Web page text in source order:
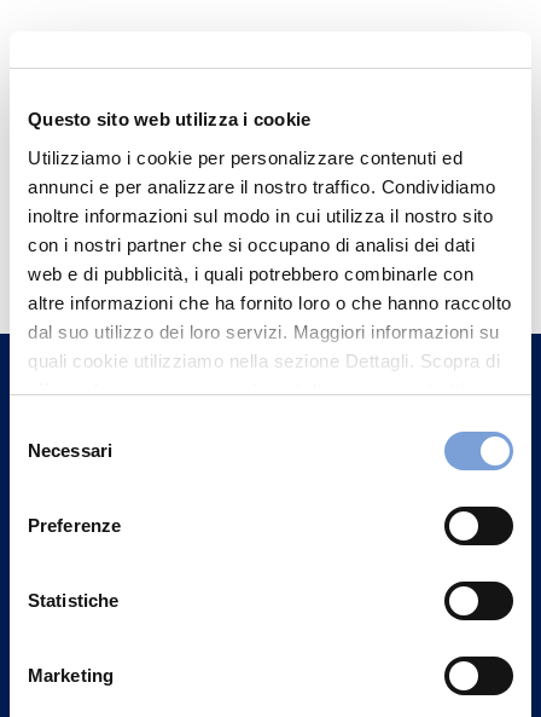
Questo sito web utilizza i cookie
Utilizziamo i cookie per personalizzare contenuti ed
annunci e per analizzare il nostro traffico. Condividiamo
inoltre informazioni sul modo in cui utilizza il nostro sito
con i nostri partner che si occupano di analisi dei dati
web e di pubblicità, i quali potrebbero combinarle con
altre informazioni che ha fornito loro o che hanno raccolto
dal suo utilizzo dei loro servizi. Maggiori informazioni su
quali cookie utilizziamo nella sezione Dettagli. Scopra di
più su chi siamo, come può contattarci e come trattiamo i
può trovare nel footer del sito nella sezione "Informativa
delNecessari
Preferenze
Statistiche
Marketing
Hai bisogno di
informazioni?
Trova l'Agenzia più vicina a te e parla con
un nostro Agente.